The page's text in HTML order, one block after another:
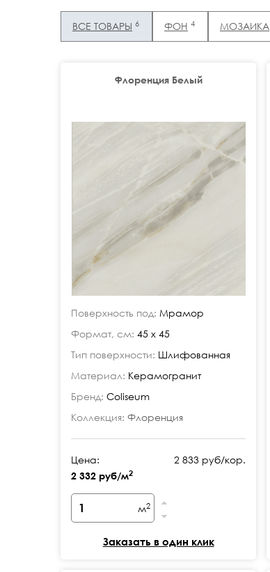
ВСЕ ТОВАРЫ 6 ФОН 4 МОЗАИКА
Флоренция Белый
Поверхность под: Мрамор
Формат, см: 45 x 45
Тип поверхности: Шлифованная
Материал: Керамогранит
Бренд: Coliseum
Коллекция: Флоренция
Цена:
2 332 руб/м2
2 833 руб/кор.
м2
Заказать в один клик